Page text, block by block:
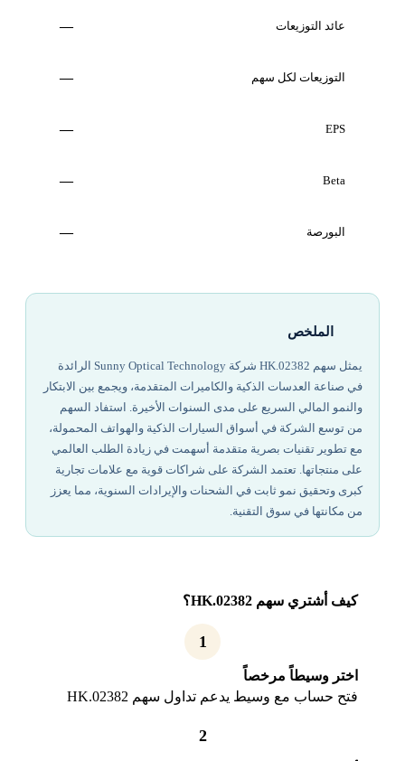
عائد التوزيعات —
التوزيعات لكل سهم —
EPS
—
Beta
—
البورصة —
الملخص
يمثل سهم 02382.HK شركة Sunny Optical Technology الرائدة
في صناعة العدسات الذكية والكاميرات المتقدمة، ويجمع بين الابتكار
والنمو المالي السريع على مدى السنوات الأخيرة. استفاد السهم
من توسع الشركة في أسواق السيارات الذكية والهواتف المحمولة،
مع تطوير تقنيات بصرية متقدمة أسهمت في زيادة الطلب العالمي
على منتجاتها. تعتمد الشركة على شراكات قوية مع علامات تجارية
كبرى وتحقيق نمو ثابت في الشحنات والإيرادات السنوية، مما يعزز
من مكانتها في سوق التقنية.
كيف أشتري سهم 02382.HK؟
1
اختر وسيطاً مرخصاً
فتح حساب مع وسيط يدعم تداول سهم 02382.HK
2